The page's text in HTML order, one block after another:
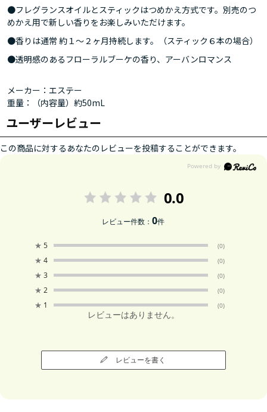
●フレグランスオイルとスティックはつめかえ方式です。別売のつ
めかえ用で新しい香りをお楽しみいただけます。
●香りは通常 約１～２ヶ月持続します。（スティック６本の場合）
●透明感のあるフローラルブーケの香り、アーバンロマンス
メーカー：エステー
重量：（内容量）約50mL
ユーザーレビュー
この商品に対するあなたのレビューを投稿することができます。
0.0
レビュー件数：0件
★ 5 (0)
★ 4 (0)
★ 3 (0)
★ 2 (0)
★ 1 (0)
レビューはありません。
レビューを書く